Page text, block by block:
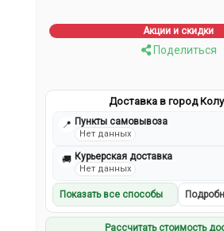
Акции и скидки
Поделиться
Доставка в город
📍 Пункты самовывоза
Нет данных
🚚 Курьерская доставка
Нет данных
Показать все способы
Рассчитать стоимость